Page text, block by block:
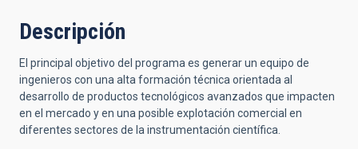
Descripción
El principal objetivo del programa es generar un equipo de
ingenieros con una alta formación técnica orientada al
desarrollo de productos tecnológicos avanzados que impacten
en el mercado y en una posible explotación comercial en
diferentes sectores de la instrumentación científica.